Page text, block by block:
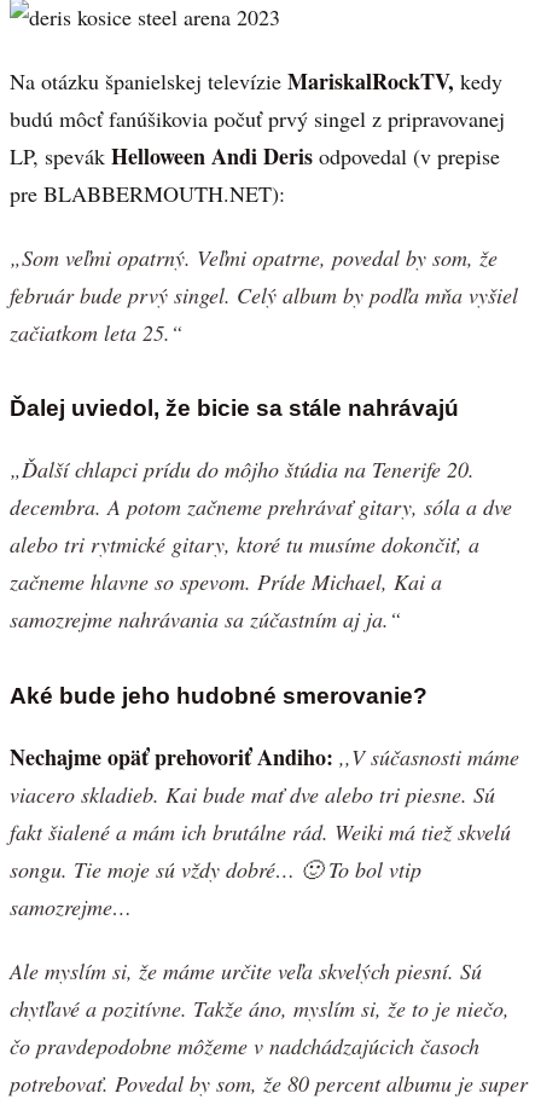
Na otázku španielskej televízie MariskalRockTV, kedy
budú môcť fanúšikovia počuť prvý singel z pripravovanej
LP, spevák Helloween Andi Deris odpovedal (v prepise
pre BLABBERMOUTH.NET):
„Som veľmi opatrný. Veľmi opatrne, povedal by som, že
február bude prvý singel. Celý album by podľa mňa vyšiel
začiatkom leta 25.“
Ďalej uviedol, že bicie sa stále nahrávajú
„Ďalší chlapci prídu do môjho štúdia na Tenerife 20.
decembra. A potom začneme prehrávať gitary, sóla a dve
alebo tri rytmické gitary, ktoré tu musíme dokončiť, a
začneme hlavne so spevom. Príde Michael, Kai a
samozrejme nahrávania sa zúčastním aj ja.“
Aké bude jeho hudobné smerovanie?
Nechajme opäť prehovoriť Andiho: ,,V súčasnosti máme
viacero skladieb. Kai bude mať dve alebo tri piesne. Sú
fakt šialené a mám ich brutálne rád. Weiki má tiež skvelú
songu. Tie moje sú vždy dobré… 🙂 To bol vtip
samozrejme…
Ale myslím si, že máme určite veľa skvelých piesní. Sú
chytľavé a pozitívne. Takže áno, myslím si, že to je niečo,
čo pravdepodobne môžeme v nadchádzajúcich časoch
potrebovať. Povedal by som, že 80 percent albumu je super